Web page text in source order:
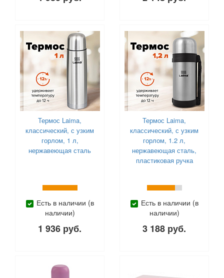
Термос Laima,
классический, с узким
горлом, 1 л,
нержавеющая сталь
Есть в наличии (в
наличии)
1 936 руб.
Термос Laima,
классический, с узким
горлом, 1.2 л,
нержавеющая сталь,
пластиковая ручка
Есть в наличии (в
наличии)
3 188 руб.